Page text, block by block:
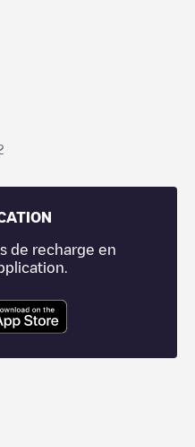
de recharge en